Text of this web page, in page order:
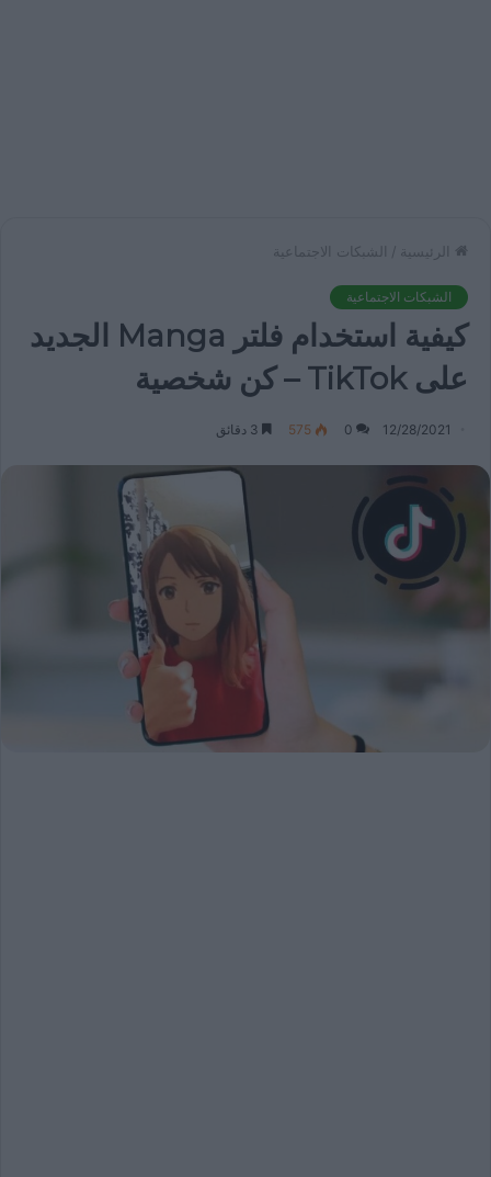
الرئيسية / الشبكات الاجتماعية
الشبكات الاجتماعية
كيفية استخدام فلتر Manga الجديد
على TikTok – كن شخصية
12/28/2021
0
575